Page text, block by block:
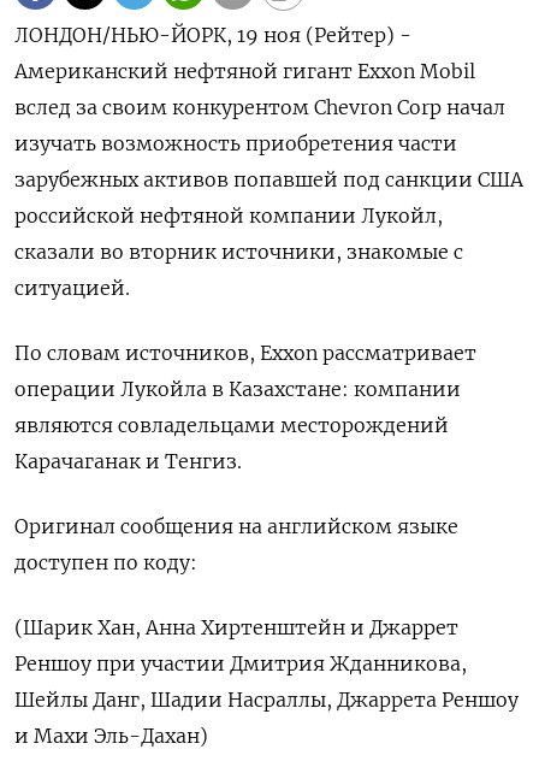
ЛОНДОН/НЬЮ-ЙОРК, 19 ноя (Рейтер) -
Американский нефтяной гигант Exxon Mobil
вслед за своим конкурентом Chevron Corp начал
изучать возможность приобретения части
зарубежных активов попавшей под санкции США
российской нефтяной компании Лукойл,
сказали во вторник источники, знакомые с
ситуацией.
По словам источников, Exxon рассматривает
операции Лукойла в Казахстане: компании
являются совладельцами месторождений
Карачаганак и Тенгиз.
Оригинал сообщения на английском языке
доступен по коду:
(Шарик Хан, Анна Хиртенштейн и Джаррет
Реншоу при участии Дмитрия Жданникова,
Шейлы Данг, Шадии Насраллы, Джаррета Реншоу
и Махи Эль-Дахан)